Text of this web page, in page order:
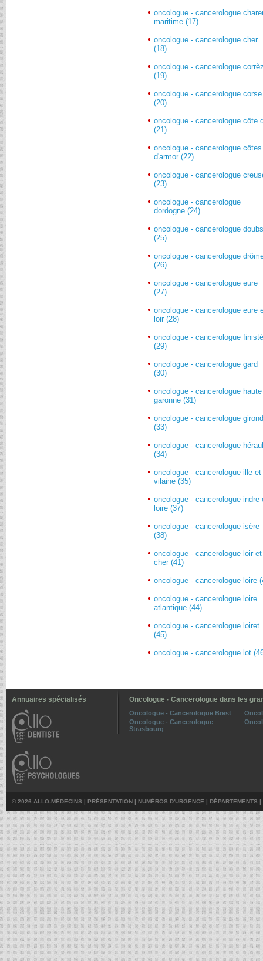
oncologue - cancerologue
maritime (17)
oncologue - cancerologue cher
(18)
oncologue - cancerologue
(19)
oncologue - cancerologue corse
(20)
oncologue - cancerologue côte
(21)
oncologue - cancerologue côtes
d'armor (22)
oncologue - cancerologue
(23)
oncologue - cancerologue
dordogne (24)
oncologue - cancerologue
(25)
oncologue - cancerologue
(26)
oncologue - cancerologue eure
(27)
oncologue - cancerologue eure
loir (28)
oncologue - cancerologue
(29)
oncologue - cancerologue gard
(30)
oncologue - cancerologue haute
garonne (31)
oncologue - cancerologue
(33)
oncologue - cancerologue
(34)
oncologue - cancerologue ille et
vilaine (35)
oncologue - cancerologue indre
loire (37)
oncologue - cancerologue isère
(38)
oncologue - cancerologue loir et
cher (41)
oncologue - cancerologue loire
oncologue - cancerologue loire
atlantique (44)
oncologue - cancerologue loiret
(45)
oncologue - cancerologue lot
Annuaires spécialisés Oncologue - Cancerologue dans les
Oncologue - Cancerologue Brest
Oncologue - Cancerologue
Strasbourg
© 2026 ALLO-MÉDECINS | PRÉSENTATION | NUMÉROS D'URGENCE | DÉPARTEMENTS |